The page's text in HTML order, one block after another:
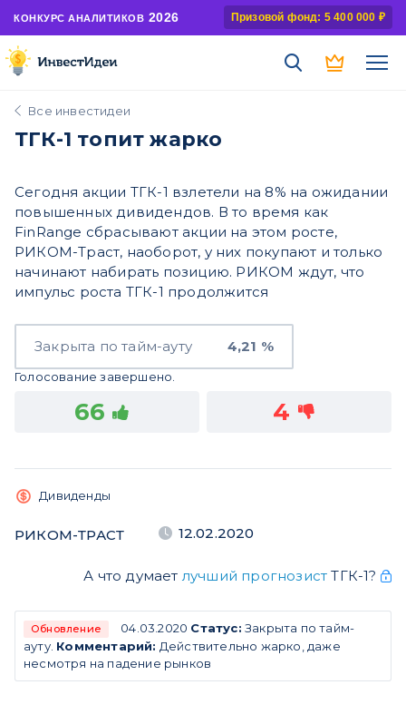
КОНКУРС АНАЛИТИКОВ 2026 Призовой фонд: 5 400 000 ₽
Все инвестидеи
ТГК-1 топит жарко
Сегодня акции ТГК-1 взлетели на 8% на ожидании
повышенных дивидендов. В то время как
FinRange сбрасывают акции на этом росте,
РИКОМ-Траст, наоборот, у них покупают и только
начинают набирать позицию. РИКОМ ждут, что
импульс роста ТГК-1 продолжится
Закрыта по тайм-ауту 4,21 %
Голосование завершено.
66 4
Дивиденды
РИКОМ-ТРАСТ 12.02.2020
А что думает лучший прогнозист ТГК-1?
Обновление 04.03.2020 Статус: Закрыта по тайм-
ауту. Комментарий: Действительно жарко, даже
несмотря на падение рынков